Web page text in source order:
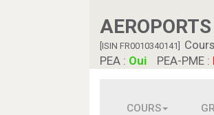
[ISIN FR0010340141]
PEA : Oui PEA-PME :
COURS